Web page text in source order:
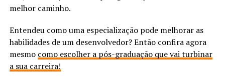
melhor caminho.
Entendeu como uma especialização pode melhorar as
habilidades de um desenvolvedor? Então confira agora
mesmo como escolher a pós-graduação que vai turbinar
a sua carreira!